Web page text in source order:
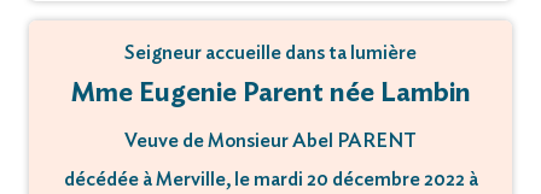
Seigneur accueille dans ta lumière
Mme Eugenie Parent née Lambin
Veuve de Monsieur Abel PARENT
décédée à Merville, le mardi 20 décembre 2022 à